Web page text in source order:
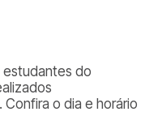
estudantes do
Confira o dia e horário